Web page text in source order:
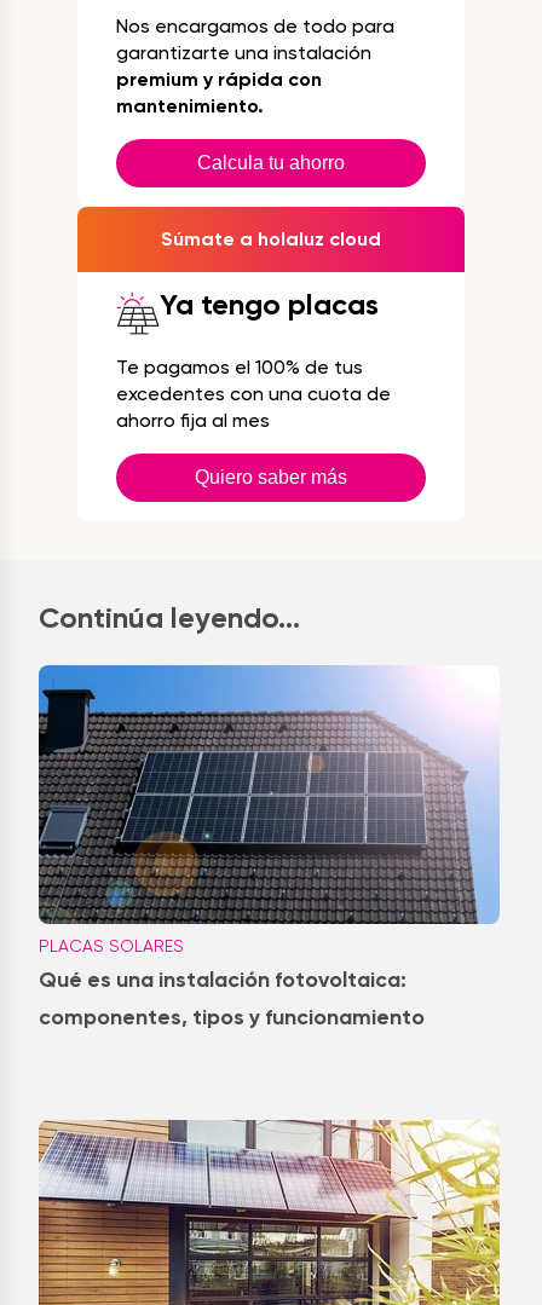
Nos encargamos de todo para
garantizarte una instalación
premium y rápida con
mantenimiento.
Calcula tu ahorro
Súmate a holaluz cloud
Ya tengo placas
Te pagamos el 100% de tus
excedentes con una cuota de
ahorro fija al mes
Quiero saber más
Continúa leyendo...
PLACAS SOLARES
Qué es una instalación fotovoltaica:
componentes, tipos y funcionamiento